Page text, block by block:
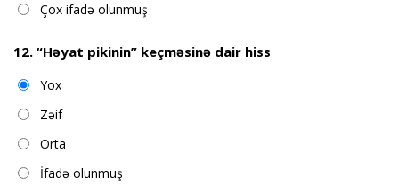
Çox ifadə olunmuş
12. “Həyat pikinin” keçməsinə dair hiss
Yox
Zəif
Orta
İfadə olunmuş